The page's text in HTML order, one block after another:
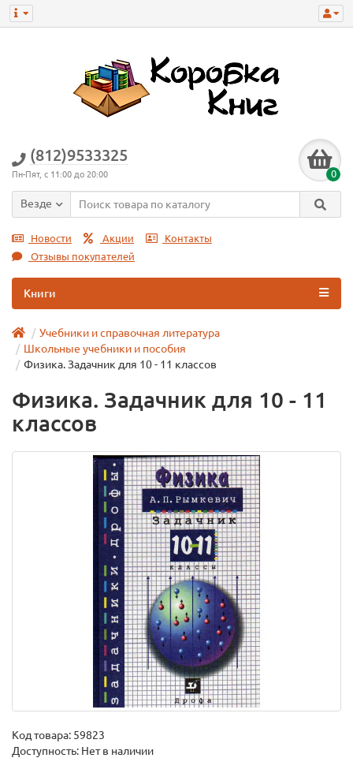
(812)9533325
Пн-Пят, с 11:00 до 20:00 0
Везде
Новости Акции
Контакты
Отзывы покупателей
Книги
Учебники и справочная литература
Школьные учебники и пособия
Физика. Задачник для 10 - 11 классов
Физика. Задачник для 10 - 11
классов
Код товара: 59823
Доступность: Нет в наличии